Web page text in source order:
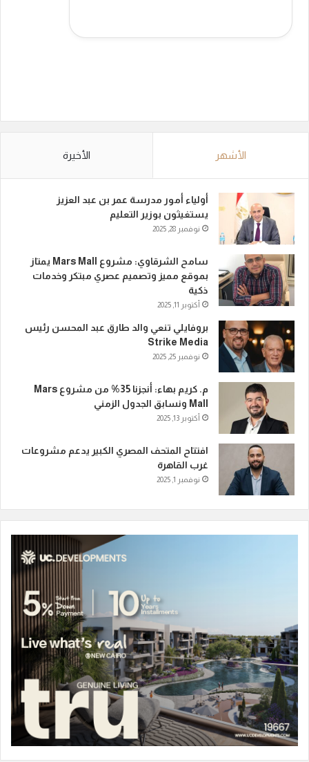
الأشهر الأخيرة
أولياء أمور مدرسة عمر بن عبد العزيز
يستغيثون بوزير التعليم
نوفمبر 28, 2025
سامح الشرقاوي: مشروع Mars Mall يمتاز
بموقع مميز وتصميم عصري مبتكر وخدمات
ذكية
أكتوبر 11, 2025
بروفايلي تنعي والد طارق عبد المحسن رئيس
Strike Media
نوفمبر 25, 2025
م. كريم بهاء: أنجزنا 35% من مشروع Mars
Mall ونسابق الجدول الزمني
أكتوبر 13, 2025
افتتاح المتحف المصري الكبير يدعم مشروعات
غرب القاهرة
نوفمبر 1, 2025